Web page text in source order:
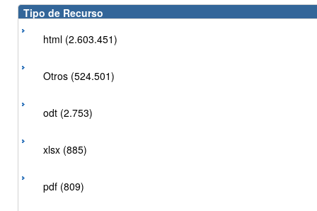
Tipo de Recurso
html (2.603.451)
Otros (524.501)
odt (2.753)
xlsx (885)
pdf (809)